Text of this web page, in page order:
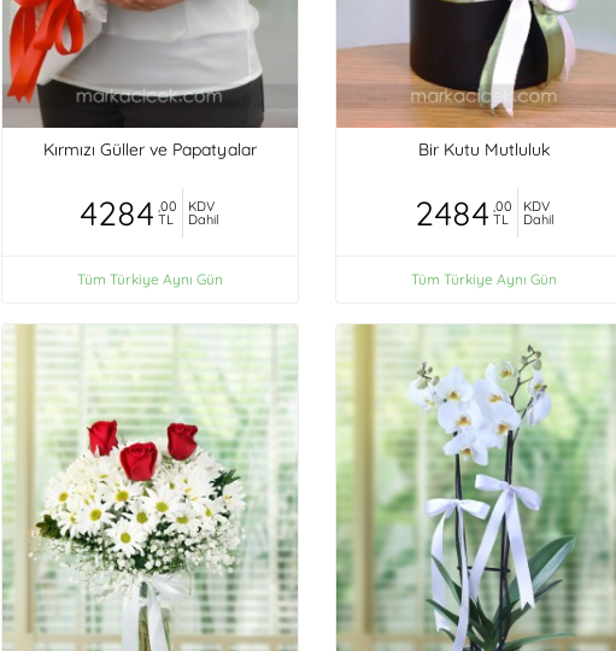
Kırmızı Güller ve Papatyalar
4284 ,00
TL
KDV
Dahil
Tüm Türkiye Aynı Gün
Bir Kutu Mutluluk
2484 ,00
TL
KDV
Dahil
Tüm Türkiye Aynı Gün